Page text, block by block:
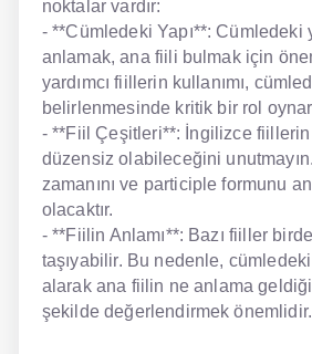
noktalar vardır:
- **Cümledeki Yapı**: Cümledeki
anlamak, ana fiili bulmak için
yardımcı fiillerin kullanımı,
belirlenmesinde kritik bir rol
- **Fiil Çeşitleri**: İngilizce
düzensiz olabileceğini
zamanını ve participle formunu
olacaktır.
- **Fiilin Anlamı**: Bazı fiiller
taşıyabilir. Bu nedenle,
alarak ana fiilin ne anlama
şekilde değerlendirmek önemlidir.